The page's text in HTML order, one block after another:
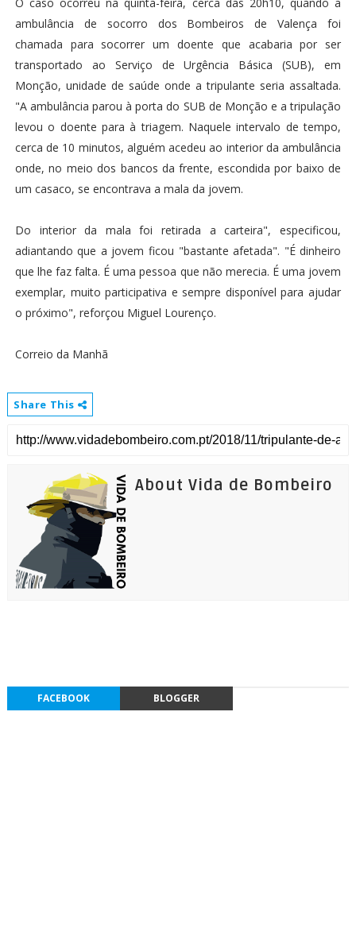
ambulância de socorro dos Bombeiros de Valença foi
chamada para socorrer um doente que acabaria por ser
transportado ao Serviço de Urgência Básica (SUB), em
Monção, unidade de saúde onde a tripulante seria assaltada.
"A ambulância parou à porta do SUB de Monção e a tripulação
levou o doente para à triagem. Naquele intervalo de tempo,
cerca de 10 minutos, alguém acedeu ao interior da ambulância
onde, no meio dos bancos da frente, escondida por baixo de
um casaco, se encontrava a mala da jovem.
Do interior da mala foi retirada a carteira", especificou,
adiantando que a jovem ficou "bastante afetada". "É dinheiro
que lhe faz falta. É uma pessoa que não merecia. É uma jovem
exemplar, muito participativa e sempre disponível para ajudar
o próximo", reforçou Miguel Lourenço.
Correio da Manhã
Share This
About Vida de Bombeiro
FACEBOOK BLOGGER